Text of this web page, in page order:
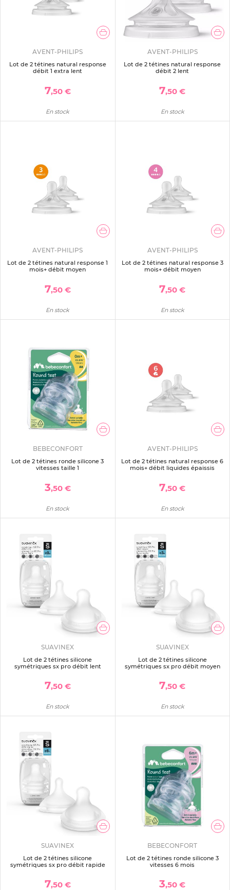
AVENT-PHILIPS
Lot de 2 tétines natural response
débit 1 extra lent
7,50 €
En stock
AVENT-PHILIPS
Lot de 2 tétines natural response
débit 2 lent
7,50 €
En stock
AVENT-PHILIPS
Lot de 2 tétines natural response 1
mois+ débit moyen
7,50 €
En stock
AVENT-PHILIPS
Lot de 2 tétines natural response 3
mois+ débit moyen
7,50 €
En stock
BEBECONFORT
Lot de 2 tétines ronde silicone 3
vitesses taille 1
3,50 €
En stock
AVENT-PHILIPS
Lot de 2 tétines natural response 6
mois+ débit liquides épaissis
7,50 €
En stock
SUAVINEX
Lot de 2 tétines silicone
symétriques sx pro débit lent
7,50 €
En stock
SUAVINEX
Lot de 2 tétines silicone
symétriques sx pro débit moyen
7,50 €
En stock
SUAVINEX
Lot de 2 tétines silicone
symétriques sx pro débit rapide
7,50 €
BEBECONFORT
Lot de 2 tétines ronde silicone 3
vitesses 6 mois
3,50 €